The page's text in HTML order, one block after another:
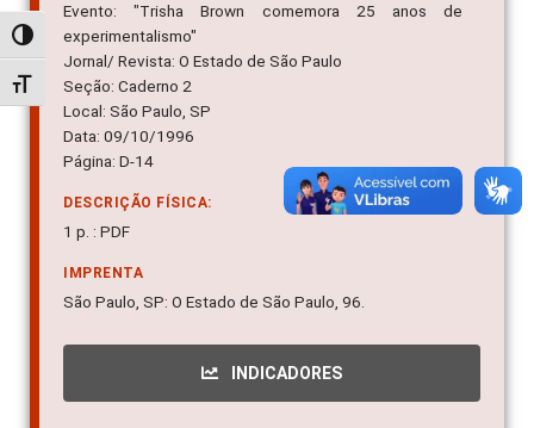
Alternar alto contraste
Alternar tamanho da fonte
Evento: "Trisha Brown comemora 25 anos de
experimentalismo"
Jornal/ Revista: O Estado de São Paulo
Seção: Caderno 2
Local: São Paulo, SP
Data: 09/10/1996
Página: D-14
DESCRIÇÃO FÍSICA:
1 p. : PDF
IMPRENTA
São Paulo, SP: O Estado de São Paulo, 96.
INDICADORES